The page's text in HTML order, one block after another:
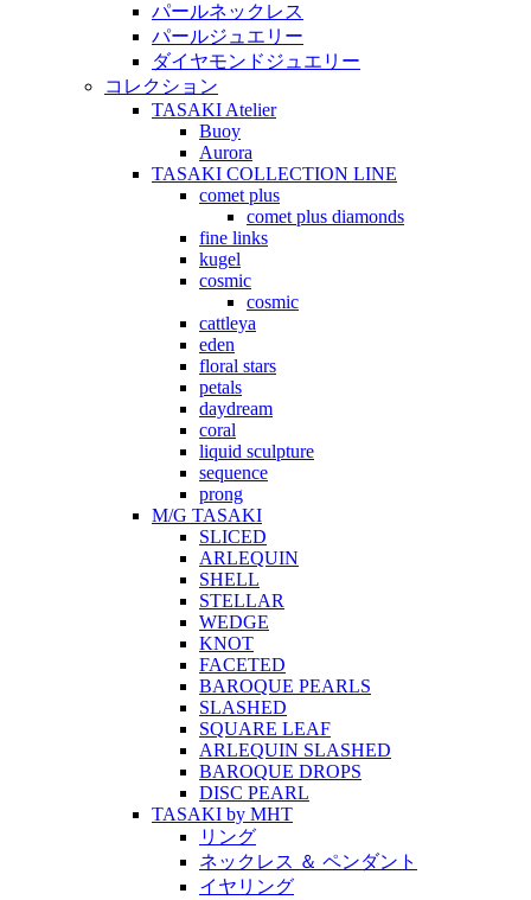
パールネックレス
パールジュエリー
ダイヤモンドジュエリー
コレクション
TASAKI Atelier
Buoy
Aurora
TASAKI COLLECTION LINE
comet plus
comet plus diamonds
fine links
kugel
cosmic
cosmic
cattleya
eden
floral stars
petals
daydream
coral
liquid sculpture
sequence
prong
M/G TASAKI
SLICED
ARLEQUIN
SHELL
STELLAR
WEDGE
KNOT
FACETED
BAROQUE PEARLS
SLASHED
SQUARE LEAF
ARLEQUIN SLASHED
BAROQUE DROPS
DISC PEARL
TASAKI by MHT
リング
ネックレス ＆ ペンダント
イヤリング